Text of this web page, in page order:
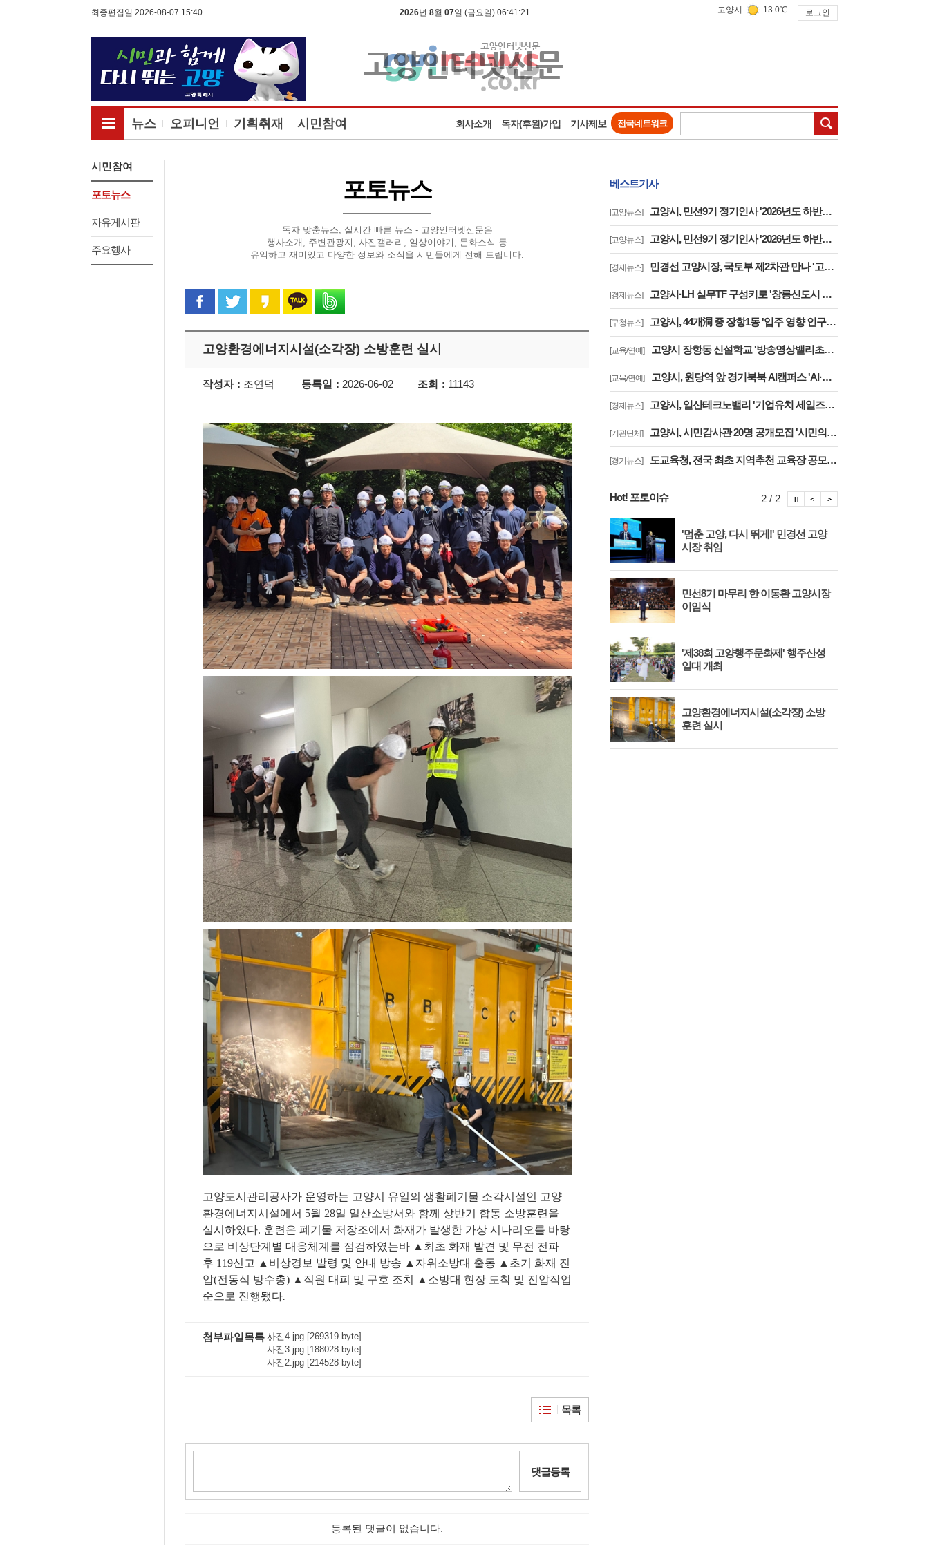
최종편집일 2026-08-07 15:40 2026년 8월 07일 (금요일) 06:41:22 고양시 13.0℃ 로그인
뉴스 오피니언 기획취재 시민참여 회사소개 독자(후원)가입 기사제보 전국네트워크
전체메뉴보기
시민참여
포토뉴스
자유게시판
주요행사
포토뉴스
독자 맞춤뉴스, 실시간 빠른 뉴스 - 고양인터넷신문은
행사소개, 주변관광지, 사진갤러리, 일상이야기, 문화소식 등
유익하고 재미있고 다양한 정보와 소식을 시민들에게 전해 드립니다.
페이스북으로 공유
트위터로 공유카카오 스토리로 공유
카카오톡으로 공유
고양환경에너지시설(소각장) 소방훈련 실시
작성자 조연덕 등록일 2026-06-02 조회 11143
고양도시관리공사가 운영하는 고양시 유일의 생활폐기물 소각시설인 고양
환경에너지시설에서 5월 28일 일산소방서와 함께 상반기 합동 소방훈련을
실시하였다. 훈련은 폐기물 저장조에서 화재가 발생한 가상 시나리오를 바탕
으로 비상단계별 대응체계를 점검하였는바 ▲ 최초 화재 발견 및 무전 전파
후 119신고 ▲ 비상경보 발령 및 안내 방송 ▲ 자위소방대 출동 ▲ 초기 화재 진
압(전동식 방수총) ▲ 직원 대피 및 구호 조치 ▲ 소방대 현장 도착 및 진압작업
순으로 진행됐다.
첨부파일목록 사진4.jpg [269319 byte]
사진3.jpg [188028 byte]
사진2.jpg [214528 byte]
목록
댓글등록
등록된 댓글이 없습니다.
베스트기사
[고양뉴스] 고양시, 민선9기 정기인사 '2026년도 하반기 6급 팀장 인사발령 사항'
[고양뉴스] 고양시, 민선9기 정기인사 '2026년도 하반기 6급 부팀장 이하 인사발령 사항'
[경제뉴스] 민경선 고양시장, 국토부 제2차관 만나 '고양은평선 일산 연장 반영' 등 요청
[경제뉴스] 고양시·LH 실무TF 구성키로 '창릉신도시 성공적 조성 및 자족기능 강화 협력'
[구청뉴스] 고양시, 44개洞 중 장항1동 '입주 영향 인구 증가폭' 최고··풍산동도 증가세 지속
[교육/연예] 고양시 장항동 신설학교 '방송영상밸리초교' 교육부 심사 통과··2030년 개교
[교육/연예] 고양시, 원당역 앞 경기북북 AI캠퍼스 'AI·디지털 배움터 체험존' 12월까지 운영
[경제뉴스] 고양시, 일산테크노밸리 '기업유치 세일즈戰' 주요 기업에 고양시장 명의 투자 제안
[기관단체] 고양시, 시민감사관 20명 공개모집 '시민의 시각·전문성으로 감사행정 제고'
[경기뉴스] 도교육청, 전국 최초 지역추천 교육장 공모 결실··고양교육청 강현주 교육장 선발
Hot! 포토이슈
'멈춘 고양, 다시 뛰게!' 민경선 고양
시장 취임
민선8기 마무리 한 이동환 고양시장
이임식
'제38회 고양행주문화제' 행주산성
일대 개최
고양환경에너지시설(소각장) 소방
훈련 실시
고양시 폭염특보에 '도로 살수차' 전
면 가동
물향기수목원 무궁화 절정 '50여 품
종 감상'
민경선 시장, 2026 고양시장배 볼링
대회 시구
제30회 고양특례시장기 배드민턴대
회 개최
'멈춘 고양, 다시 뛰게!' 민경선 고양
시장 취임
민선8기 마무리 한 이동환 고양시장
이임식
'제38회 고양행주문화제' 행주산성
일대 개최
고양환경에너지시설(소각장) 소방
훈련 실시
2 / 2 포토이슈 이전보기
포토이슈 정지